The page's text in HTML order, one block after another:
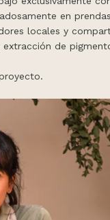
en
locales y
de